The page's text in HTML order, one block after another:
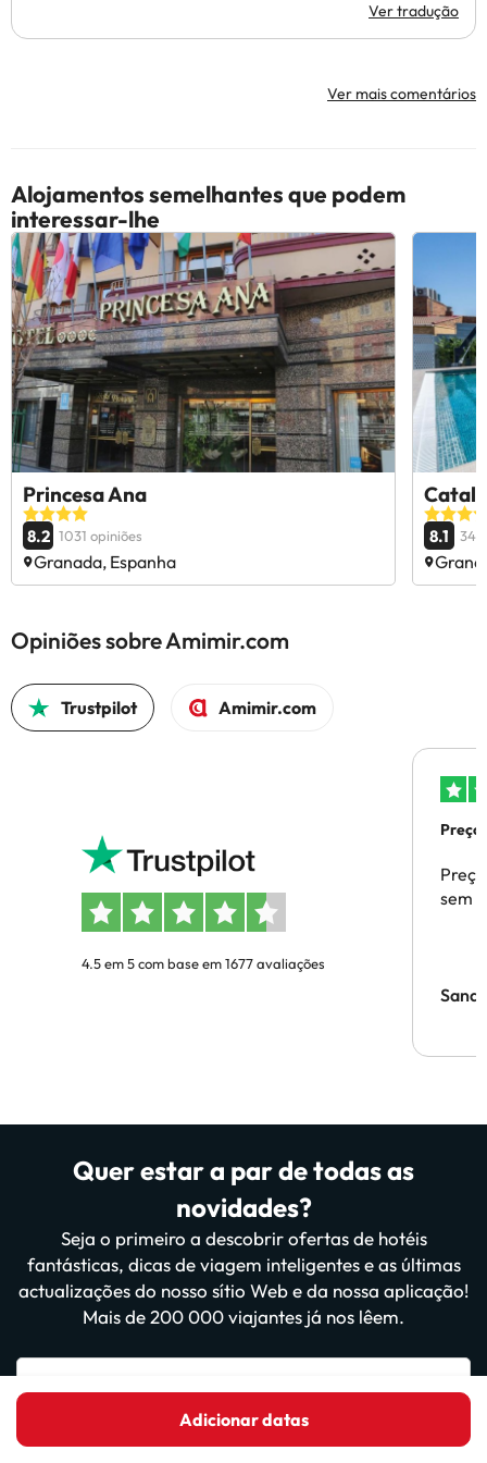
Adicionar datas
Ver tradução
Ver mais comentários
Alojamentos semelhantes que podem
interessar-lhe
Princesa Ana
8.2 1031 opiniões
Granada, Espanha
8.1
Opiniões sobre Amimir.com
Trustpilot Amimir.com
4.5 em 5 com base em 1677 avaliações
sem
Quer estar a par de todas as
novidades?
Seja o primeiro a descobrir ofertas de hotéis
fantásticas, dicas de viagem inteligentes e as últimas
actualizações do nosso sítio Web e da nossa aplicação!
Mais de 200 000 viajantes já nos lêem.